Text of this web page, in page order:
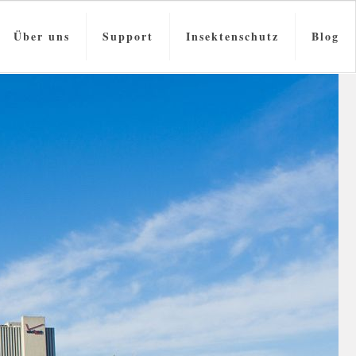
Über uns Support Insektenschutz Blog